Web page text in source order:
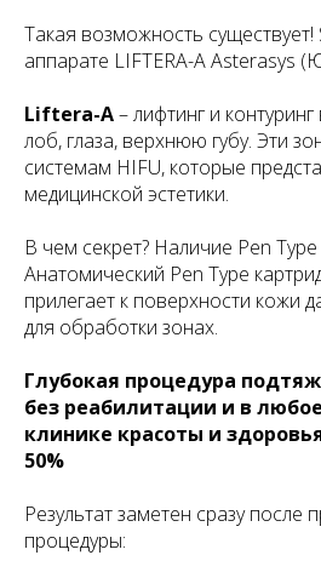
Такая возможность существует!
аппарате LIFTERA-A Asterasys
Liftera-A– лифтинг и
лоб, глаза, верхнюю губу. Эти
системам HIFU, которые
медицинской эстетики.
В чем секрет? Наличие Pen
Анатомический Pen Type
прилегает к поверхности кожи
для обработки зонах.
Глубокая процедура
без реабилитации и в
клинике красоты и
50%
Результат заметен сразу после
процедуры: